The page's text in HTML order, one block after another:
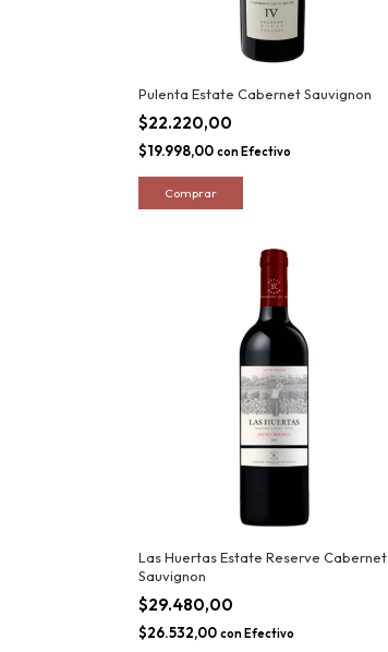
Pulenta Estate Cabernet Sauvignon
$22.220,00
$19.998,00 con Efectivo
Las Huertas Estate Reserve Cabernet
Sauvignon
$29.480,00
$26.532,00 con Efectivo